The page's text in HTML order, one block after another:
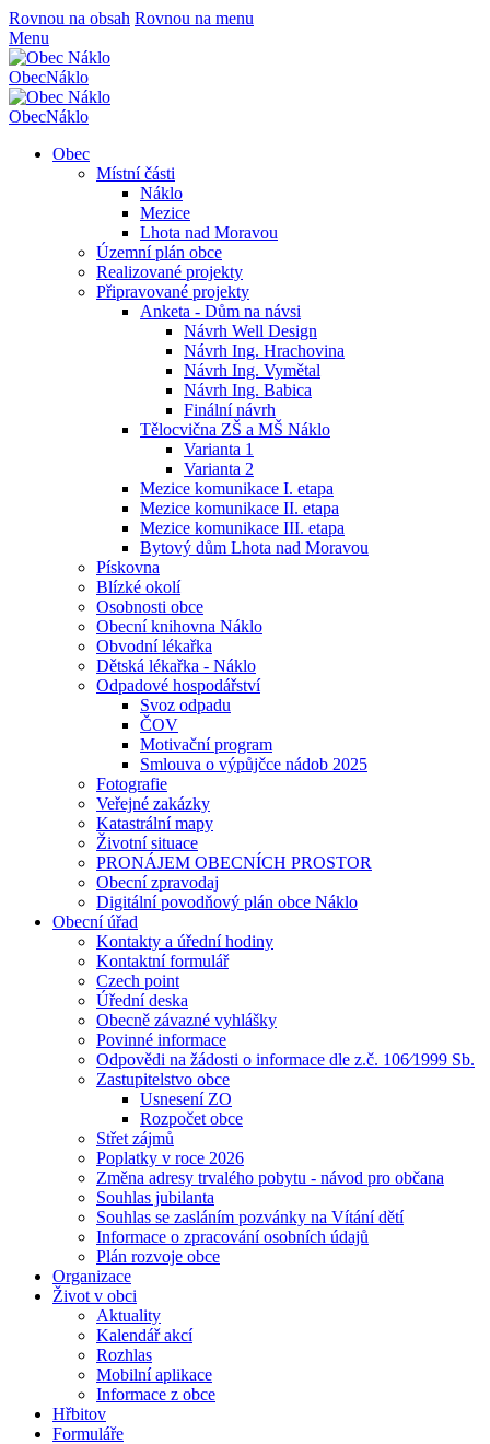
Rovnou na obsah Rovnou na menu
Menu
ObecNáklo
ObecNáklo
Obec
Místní části
Náklo
Mezice
Lhota nad Moravou
Územní plán obce
Realizované projekty
Připravované projekty
Anketa - Dům na návsi
Návrh Well Design
Návrh Ing. Hrachovina
Návrh Ing. Vymětal
Návrh Ing. Babica
Finální návrh
Tělocvična ZŠ a MŠ Náklo
Varianta 1
Varianta 2
Mezice komunikace I. etapa
Mezice komunikace II. etapa
Mezice komunikace III. etapa
Bytový dům Lhota nad Moravou
Pískovna
Blízké okolí
Osobnosti obce
Obecní knihovna Náklo
Obvodní lékařka
Dětská lékařka - Náklo
Odpadové hospodářství
Svoz odpadu
ČOV
Motivační program
Smlouva o výpůjčce nádob 2025
Fotografie
Veřejné zakázky
Katastrální mapy
Životní situace
PRONÁJEM OBECNÍCH PROSTOR
Obecní zpravodaj
Digitální povodňový plán obce Náklo
Obecní úřad
Kontakty a úřední hodiny
Kontaktní formulář
Czech point
Úřední deska
Obecně závazné vyhlášky
Povinné informace
Odpovědi na žádosti o informace dle z.č. 106⁄1999 Sb.
Zastupitelstvo obce
Usnesení ZO
Rozpočet obce
Střet zájmů
Poplatky v roce 2026
Změna adresy trvalého pobytu - návod pro občana
Souhlas jubilanta
Souhlas se zasláním pozvánky na Vítání dětí
Informace o zpracování osobních údajů
Plán rozvoje obce
Organizace
Život v obci
Aktuality
Kalendář akcí
Rozhlas
Mobilní aplikace
Informace z obce
Hřbitov
Formuláře